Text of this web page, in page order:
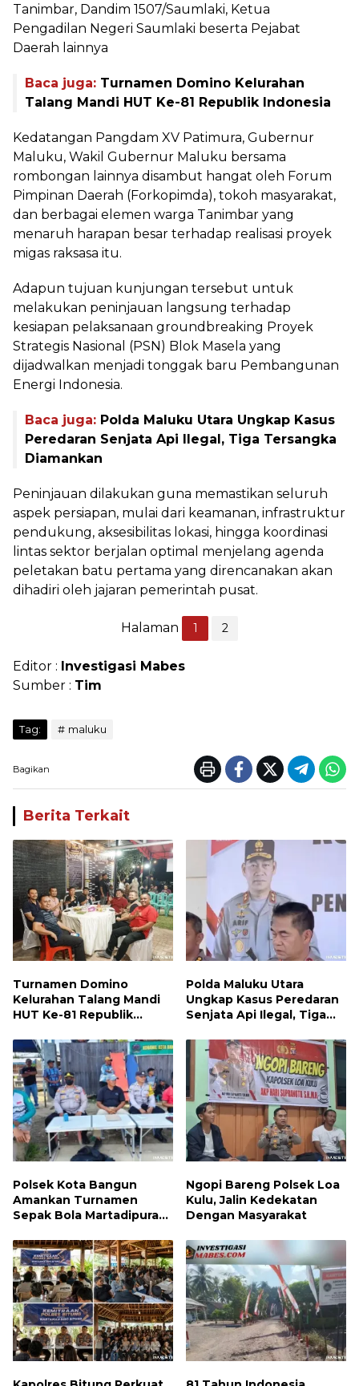
Tanimbar, Dandim 1507/Saumlaki, Ketua
Pengadilan Negeri Saumlaki beserta Pejabat
Daerah lainnya
Baca juga: Turnamen Domino Kelurahan
Talang Mandi HUT Ke-81 Republik Indonesia
Kedatangan Pangdam XV Patimura, Gubernur
Maluku, Wakil Gubernur Maluku bersama
rombongan lainnya disambut hangat oleh Forum
Pimpinan Daerah (Forkopimda), tokoh masyarakat,
dan berbagai elemen warga Tanimbar yang
menaruh harapan besar terhadap realisasi proyek
migas raksasa itu.
Adapun tujuan kunjungan tersebut untuk
melakukan peninjauan langsung terhadap
kesiapan pelaksanaan groundbreaking Proyek
Strategis Nasional (PSN) Blok Masela yang
dijadwalkan menjadi tonggak baru Pembangunan
Energi Indonesia.
Baca juga: Polda Maluku Utara Ungkap Kasus
Peredaran Senjata Api Ilegal, Tiga Tersangka
Diamankan
Peninjauan dilakukan guna memastikan seluruh
aspek persiapan, mulai dari keamanan, infrastruktur
pendukung, aksesibilitas lokasi, hingga koordinasi
lintas sektor berjalan optimal menjelang agenda
peletakan batu pertama yang direncanakan akan
dihadiri oleh jajaran pemerintah pusat.
Halaman 1 2
Editor : Investigasi Mabes
Sumber : Tim
Tag: maluku
Bagikan
Berita Terkait
Turnamen Domino
Kelurahan Talang Mandi
HUT Ke-81 Republik
Polda Maluku Utara
Ungkap Kasus Peredaran
Senjata Api Ilegal, Tiga
Polsek Kota Bangun
Amankan Turnamen
Sepak Bola Martadipura
Ngopi Bareng Polsek Loa
Kulu, Jalin Kedekatan
Dengan Masyarakat